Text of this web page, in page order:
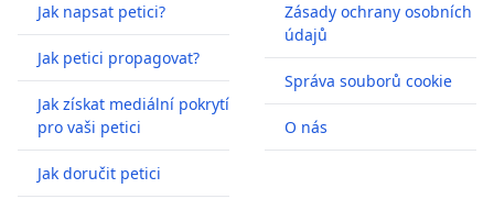
Jak napsat petici?
Jak petici propagovat?
Jak získat mediální pokrytí
pro vaši petici
Jak doručit petici
Zásady ochrany osobních
údajů
Správa souborů cookie
O nás